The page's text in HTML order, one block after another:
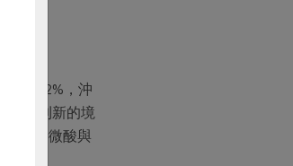
降至12%，沖
轉化到新的境
的清新微酸與